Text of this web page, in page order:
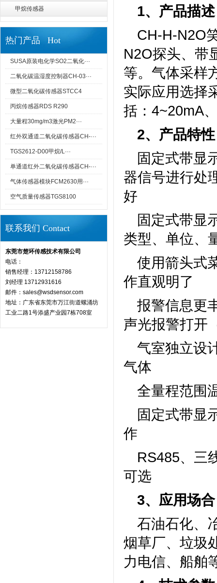
甲烷传感器
热门产品 Hot
SUSA原装电化学SO2二氧化···
二氧化碳温湿度控制器CH-03···
微型二氧化碳传感器STCC4
丙烷传感器RDS R290
大量程30mg/m3激光PM2···
红外双通道二氧化碳传感器CH-···
TGS2612-D00甲烷/L···
单通道红外二氧化碳传感器CH-···
气体传感器模块FCM2630用···
空气质量传感器TGS8100
联系我们 Contact
东莞市楚环传感技术有限公司
电话：
销售经理：13712158786
刘经理 13712931616
邮件：sales@wsdsensor.com
地址：广东省东莞市万江街道螺涌坊
工业二路1号添盛产业园7栋708室
1、产品描述
CH-H-N2O
N2O探头、带
等。气体采样
实际应用选择
括：4~20mA
2、产品特性
固定式带显
器信号进行处
好
固定式带显
类型、单位、
使用箭头式
作直观明了
报警信息更
声光报警打开
气室独立设
气体
全量程范围
固定式带显
作
RS485、三
可选
3、应用场合
石油石化、
烟草厂、垃圾
力电信、船舶